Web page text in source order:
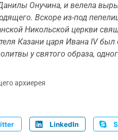
Онучина, и велела
Вскоре из-под
Никольской церкви
Казани царя Ивана IV
у святого образа,
архиерея
LinkedIn